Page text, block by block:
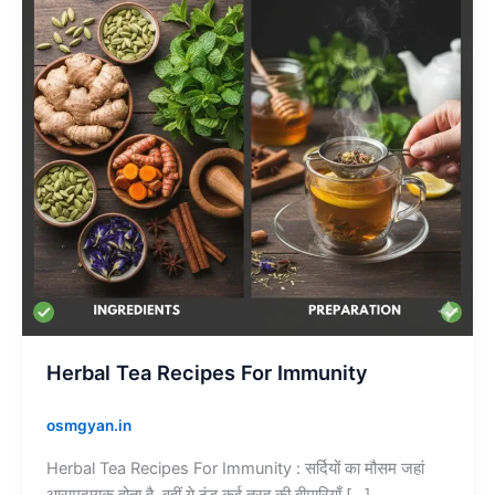
Herbal Tea Recipes For Immunity
osmgyan.in
Herbal Tea Recipes For Immunity : सर्दियों का मौसम जहां